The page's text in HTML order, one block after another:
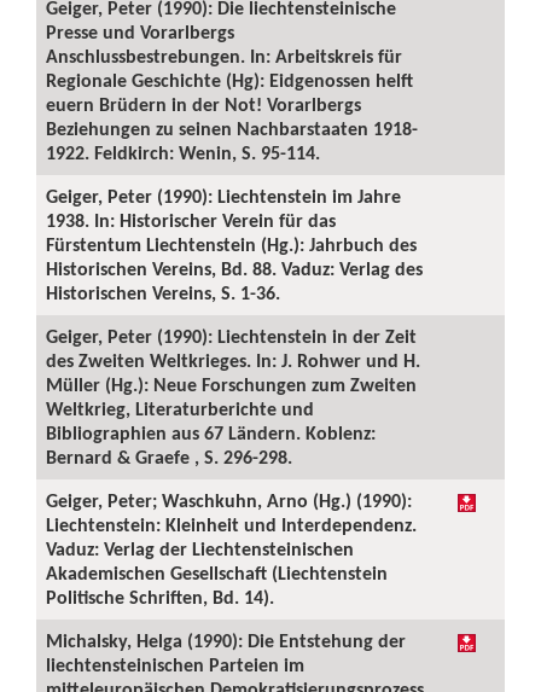
Geiger, Peter (1990): Die liechtensteinische
Presse und Vorarlbergs
Anschlussbestrebungen. In: Arbeitskreis für
Regionale Geschichte (Hg): Eidgenossen helft
euern Brüdern in der Not! Vorarlbergs
Beziehungen zu seinen Nachbarstaaten 1918-
1922. Feldkirch: Wenin, S. 95-114.
Geiger, Peter (1990): Liechtenstein im Jahre
1938. In: Historischer Verein für das
Fürstentum Liechtenstein (Hg.): Jahrbuch des
Historischen Vereins, Bd. 88. Vaduz: Verlag des
Historischen Vereins, S. 1-36.
Geiger, Peter (1990): Liechtenstein in der Zeit
des Zweiten Weltkrieges. In: J. Rohwer und H.
Müller (Hg.): Neue Forschungen zum Zweiten
Weltkrieg, Literaturberichte und
Bibliographien aus 67 Ländern. Koblenz:
Bernard & Graefe , S. 296-298.
Geiger, Peter; Waschkuhn, Arno (Hg.) (1990):
Liechtenstein: Kleinheit und Interdependenz.
Vaduz: Verlag der Liechtensteinischen
Akademischen Gesellschaft (Liechtenstein
Politische Schriften, Bd. 14).
Michalsky, Helga (1990): Die Entstehung der
liechtensteinischen Parteien im